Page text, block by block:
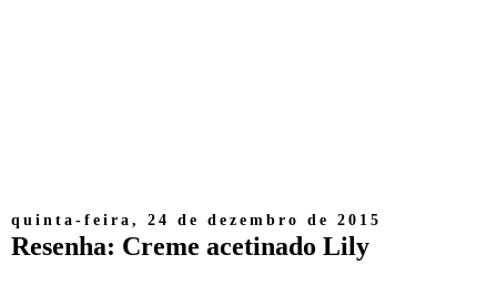
quinta-feira, 24 de dezembro de 2015
Resenha: Creme acetinado Lily